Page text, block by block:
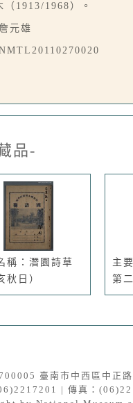
（1913/1968）。
元雄
品-
稱：潛園詩草
秋日）
主
第
臺南市中西區中正
| 傳真：